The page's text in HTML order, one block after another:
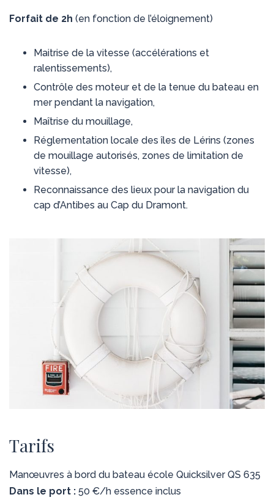
Forfait de 2h (en fonction de l’éloignement)
Maitrise de la vitesse (accélérations et
ralentissements),
Contrôle des moteur et de la tenue du bateau en
mer pendant la navigation,
Maîtrise du mouillage,
Réglementation locale des îles de Lérins (zones
de mouillage autorisés, zones de limitation de
vitesse),
Reconnaissance des lieux pour la navigation du
cap d’Antibes au Cap du Dramont.
Tarifs
Manœuvres à bord du bateau école Quicksilver QS 635
Dans le port : 50 €/h essence inclus